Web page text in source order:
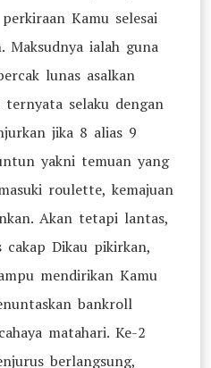
Kamu selesai
Maksudnya ialah guna
lunas asalkan
ternyata selaku dengan
jika 8 alias 9
yakni temuan yang
roulette, kemajuan
Akan tetapi lantas,
cakap Dikau pikirkan,
mendirikan Kamu
bankroll
matahari. Ke-2
berlangsung,